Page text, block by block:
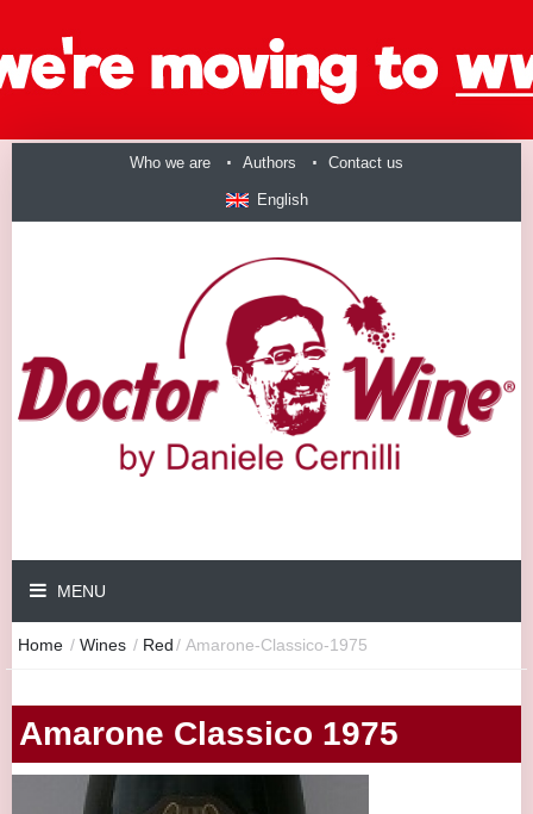
Who we are Authors Contact us
English
MENU
Home / Wines / Red/ Amarone-Classico-1975
Amarone Classico 1975